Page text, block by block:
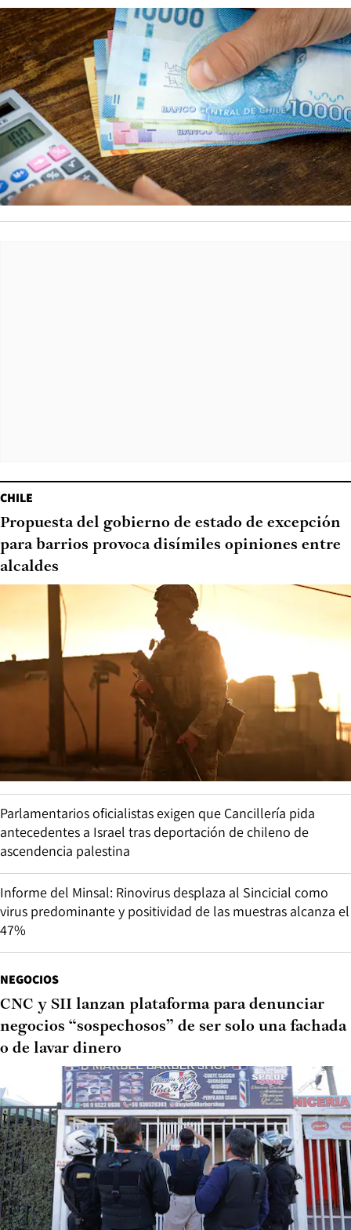
CHILE
Propuesta del gobierno de estado de excepción
para barrios provoca disímiles opiniones entre
alcaldes
Parlamentarios oficialistas exigen que Cancillería pida
antecedentes a Israel tras deportación de chileno de
ascendencia palestina
Informe del Minsal: Rinovirus desplaza al Sincicial como
virus predominante y positividad de las muestras alcanza el
47%
NEGOCIOS
CNC y SII lanzan plataforma para denunciar
negocios “sospechosos” de ser solo una fachada
o de lavar dinero